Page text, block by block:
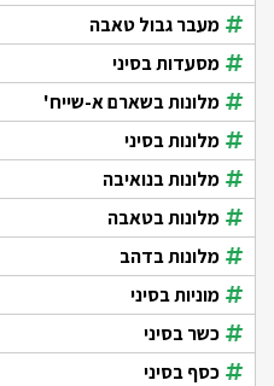
מעבר גבול טאבה
מסעדות בסיני
מלונות בשארם א-שייח'
מלונות בסיני
מלונות בנואיבה
מלונות בטאבה
מלונות בדהב
מוניות בסיני
כשר בסיני
כסף בסיני